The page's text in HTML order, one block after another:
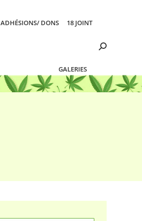
ADHÉSIONS/ DONS 18 JOINT
GALERIES
Search: